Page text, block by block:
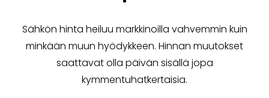
Sähkön hinta heiluu markkinoilla vahvemmin kuin
minkään muun hyödykkeen. Hinnan muutokset
saattavat olla päivän sisällä jopa
kymmentuhatkertaisia.